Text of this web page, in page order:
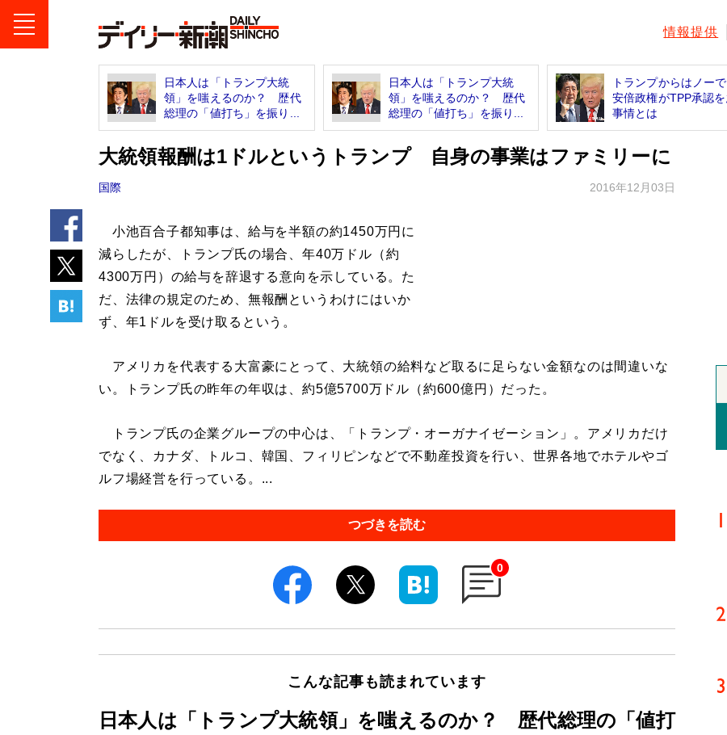
情報提供
日本人は「トランプ大統
領」を嗤えるのか？ 歴代
総理の「値打ち」を振り...
日本人は「トランプ大統
領」を嗤えるのか？ 歴代
総理の「値打ち」を振り...
トランプからはノー
安倍政権がTPP承認
事情とは
大統領報酬は1ドルというトランプ 自身の事業はファミリーに
国際 2016年12月03日
小池百合子都知事は、給与を半額の約1450万円に
減らしたが、トランプ氏の場合、年40万ドル（約
4300万円）の給与を辞退する意向を示している。た
だ、法律の規定のため、無報酬というわけにはいか
ず、年1ドルを受け取るという。
アメリカを代表する大富豪にとって、大統領の給料など取るに足らない金額なのは間違いな
い。トランプ氏の昨年の年収は、約5億5700万ドル（約600億円）だった。
トランプ氏の企業グループの中心は、「トランプ・オーガナイゼーション」。アメリカだけ
でなく、カナダ、トルコ、韓国、フィリピンなどで不動産投資を行い、世界各地でホテルやゴ
ルフ場経営を行っている。...
つづきを読む
0
こんな記事も読まれています
日本人は「トランプ大統領」を嗤えるのか？ 歴代総理の「値打